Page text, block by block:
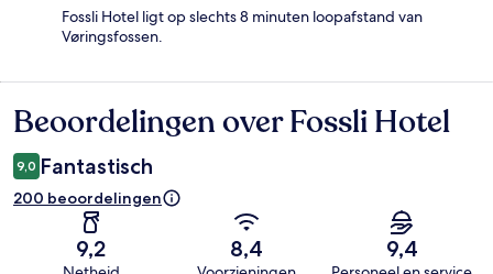
Fossli Hotel ligt op slechts 8 minuten loopafstand van
Vøringsfossen.
Beoordelingen
Beoordelingen over Fossli Hotel
9,0 Fantastisch
200 beoordelingen
9,2 8,4 9,4